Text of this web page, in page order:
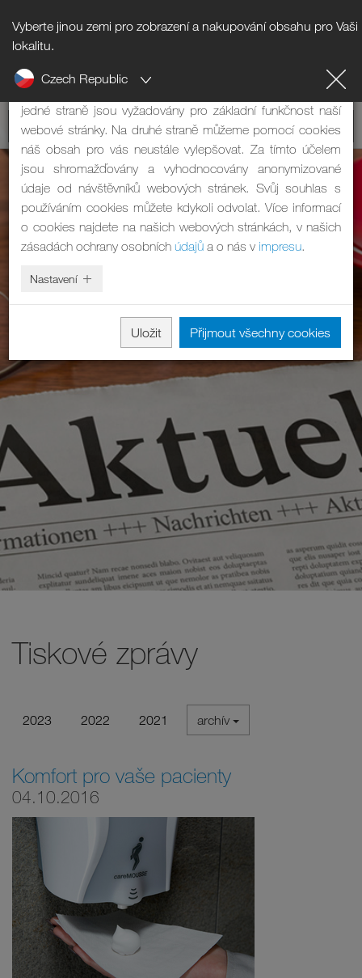
Vyberte jinou zemi pro zobrazení a nakupování obsahu pro Vaši
lokalitu.
Czech Republic
Tiskové zprávy
2023 2022 2021 archív
Komfort pro vaše pacienty
04.10.2016
Upozornění na cookies
Naše webová stránka používá cookies. Mají dvě funkce: Na
jedné straně jsou vyžadovány pro základní funkčnost naší
webové stránky. Na druhé straně můžeme pomocí cookies
náš obsah pro vás neustále vylepšovat. Za tímto účelem
jsou shromažďovány a vyhodnocovány anonymizované
údaje od návštěvníků webových stránek. Svůj souhlas s
používáním cookies můžete kdykoli odvolat. Více informací
o cookies najdete na našich webových stránkách, v našich
zásadách ochrany osobních údajů a o nás v impresu.
Nastavení
Uložit Přijmout všechny cookies